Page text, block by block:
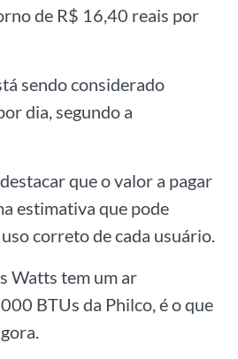
de R$ 16,40 reais por
sendo considerado
dia, segundo a
que o valor a pagar
estimativa que pode
correto de cada usuário.
Watts tem um ar
BTUs da Philco, é o que